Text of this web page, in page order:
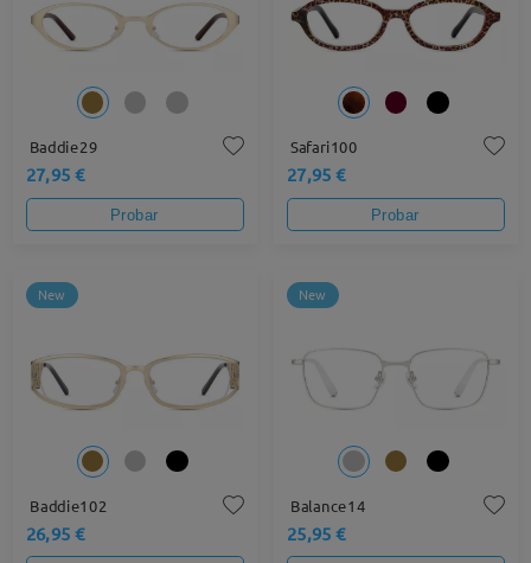
Baddie29
27,95 €
Probar
Safari100
27,95 €
Probar
New
Baddie102
26,95 €
New
Balance14
25,95 €